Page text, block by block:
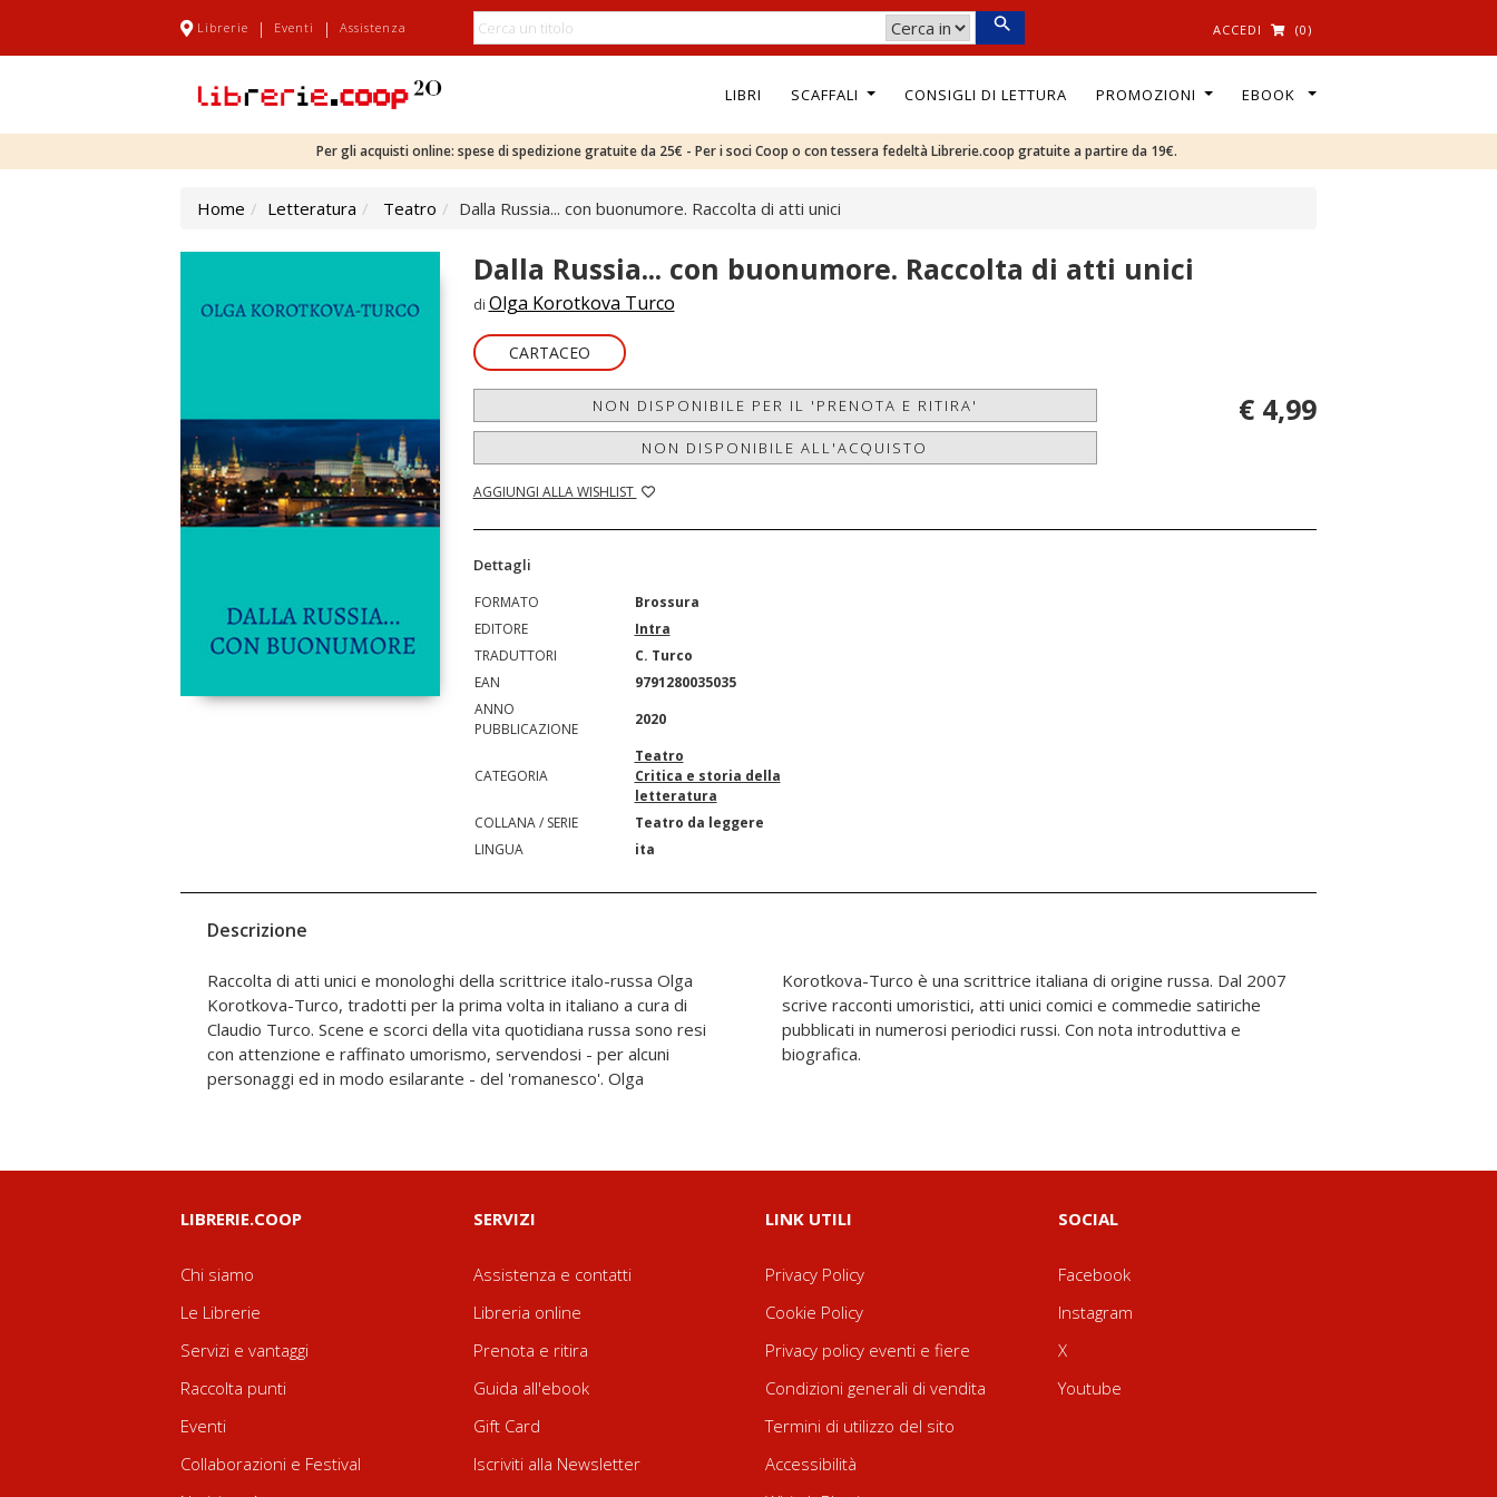
Librerie | Eventi | Assistenza ACCEDI (0)
LIBRI SCAFFALI CONSIGLI DI LETTURA PROMOZIONI EBOOK
Per gli acquisti online: spese di spedizione gratuite da 25€ - Per i soci Coop o con tessera fedeltà Librerie.coop gratuite a partire da 19€.
Home Letteratura Teatro Dalla Russia... con buonumore. Raccolta di atti unici
Dalla Russia... con buonumore. Raccolta di atti unici
di Olga Korotkova Turco
CARTACEO
NON DISPONIBILE PER IL 'PRENOTA E RITIRA'
NON DISPONIBILE ALL'ACQUISTO
AGGIUNGI ALLA WISHLIST
€ 4,99
Dettagli
FORMATO
Brossura
EDITORE
Intra
TRADUTTORI
C. Turco
EAN
9791280035035
ANNO
PUBBLICAZIONE
2020
CATEGORIA
Teatro
Critica e storia della
letteratura
COLLANA / SERIE
Teatro da leggere
LINGUA
ita
Descrizione
Raccolta di atti unici e monologhi della scrittrice italo-russa Olga
Korotkova-Turco, tradotti per la prima volta in italiano a cura di
Claudio Turco. Scene e scorci della vita quotidiana russa sono resi
con attenzione e raffinato umorismo, servendosi - per alcuni
personaggi ed in modo esilarante - del 'romanesco'. Olga
Korotkova-Turco è una scrittrice italiana di origine russa. Dal 2007
scrive racconti umoristici, atti unici comici e commedie satiriche
pubblicati in numerosi periodici russi. Con nota introduttiva e
biografica.
LIBRERIE.COOP
Chi siamo
Le Librerie
Servizi e vantaggi
Raccolta punti
Eventi
Collaborazioni e Festival
SERVIZI
Assistenza e contatti
Libreria online
Prenota e ritira
Guida all'ebook
Gift Card
Iscriviti alla Newsletter
LINK UTILI
Privacy Policy
Cookie Policy
Privacy policy eventi e fiere
Condizioni generali di vendita
Termini di utilizzo del sito
Accessibilità
SOCIAL
Facebook
Instagram
X
Youtube